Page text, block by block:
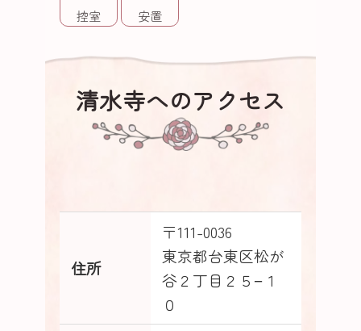
控室 安置
清水寺へのアクセス
住所
〒111-0036
東京都台東区松が
谷２丁目２５−１
０